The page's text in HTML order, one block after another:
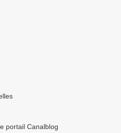
portail Canalblog